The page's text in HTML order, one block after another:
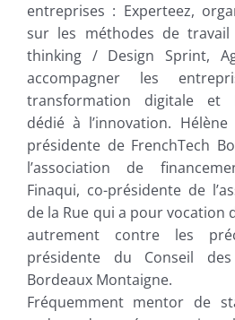
entreprises : Experteez,
sur les méthodes de travail
thinking / Design Sprint,
accompagner les
transformation digitale et
dédié à l’innovation.
présidente de FrenchTech
l’association de
Finaqui, co-présidente de
de la Rue qui a pour vocation
autrement contre les
présidente du Conseil
Bordeaux Montaigne.
Fréquemment mentor de